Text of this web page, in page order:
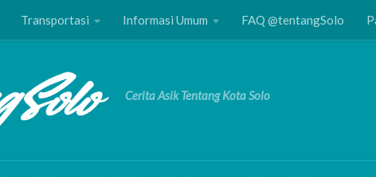
Transportasi Informasi Umum FAQ @tentangSolo
Cerita Asik Tentang Kota Solo